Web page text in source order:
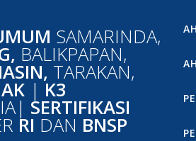
SAMARINDA,
BALIKPAPAN,
TARAKAN,
| K3
SERTIFIKASI
RI DAN BNSP